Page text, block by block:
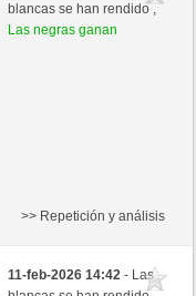
blancas se han rendido ,
Las negras ganan
>> Repetición y análisis
11-feb-2026 14:42- Las